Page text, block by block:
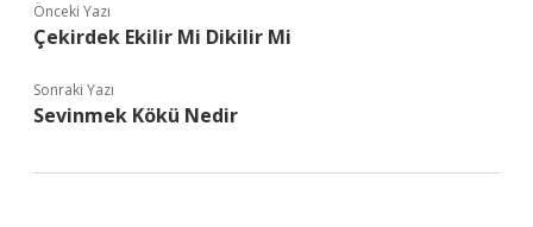
Önceki Yazı
Çekirdek Ekilir Mi Dikilir Mi
Sonraki Yazı
Sevinmek Kökü Nedir